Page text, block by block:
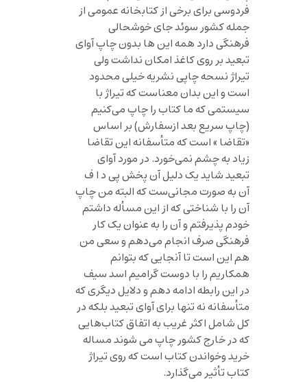
فردوسی برای برخی از کتابخانه عمومی از
جمله کشور سوئد جای خوشحالی
فرهنگی دارد همه این ها بدون چاپ آوای
تبعید بر روی کاغذ امکان نداشت ولی
تیراژ نسحه چاپی نشریه خیلی محدود
است و این بدان معناست که تیراژ با
سیستمی که ما کتاب را چاپ می‌کنیم
(چاپ سریع بعد ازسفارش) بر اساس
«تقاضا » است که متأسفانه این تقاضا
زیاد به چشم نمی‌خورد. در مورد آوای
تبعید شاید یک دلیل آن پخش پی د ا ف
آن به صورت مجانی‌ست که البته من چاپ
آن را با شناختی که از این مسأله داشتم
خودم پذیرفتم و آن را به عنوان یک کار
فرهنگی صرف انجام می‌دهم و سعی من
هم این است تا آنجایی که بتوانم
همکاریم را با دوست گرامیم اسد سیف
در این رابطه ادامه دهم و دلایل دیگری که
متأسفانه نه تنها برای آوای تبعید بلکه در
کل شامل اکثر غریب به اتفاق کتاب‌هایی
که در خارج کشور چاپ می شوند مساله
خرید وخواندن کتاب است که روی تیراژ
کتاب تأثیر می‌گذارد.